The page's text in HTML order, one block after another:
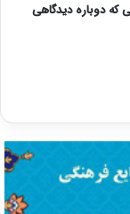
که دوباره دیدگاهی